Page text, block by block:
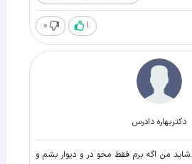
1
0
دکتربهاره دادرس
من اگه برم فقط محو در و دیوار بشم و